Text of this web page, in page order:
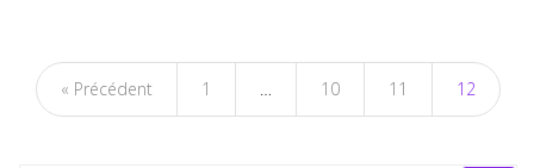
« Précédent 1 10 11 12